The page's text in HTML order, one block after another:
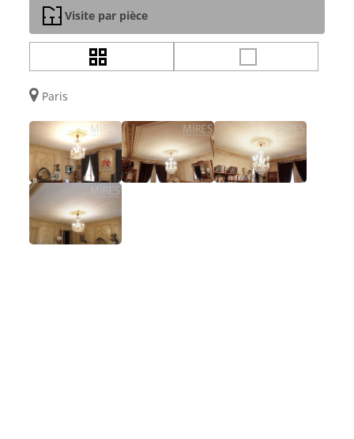
Visite par pièce
Paris